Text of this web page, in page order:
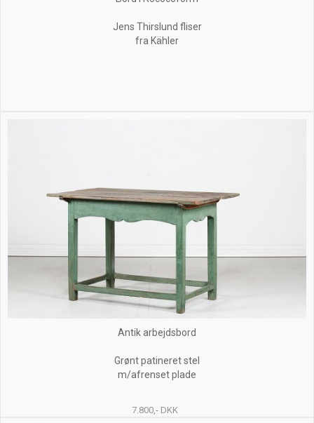
Jens Thirslund fliser
fra Kähler
Antik arbejdsbord
Grønt patineret stel
m/afrenset plade
7.800,- DKK